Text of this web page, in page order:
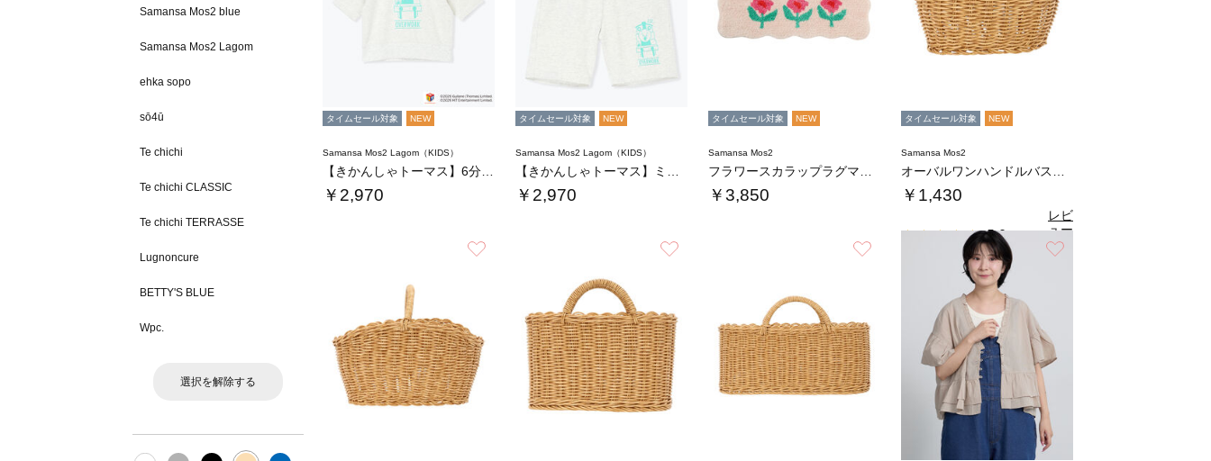
Samansa Mos2 blue
Samansa Mos2 Lagom
ehka sopo
sō4ū
Te chichi
Te chichi CLASSIC
Te chichi TERRASSE
Lugnoncure
BETTY'S BLUE
Wpc.
選択を解除する
タイムセール対象 NEW
Samansa Mos2 Lagom（KIDS）
￥2,970
タイムセール対象 NEW
Samansa Mos2 Lagom（KIDS）
￥2,970
タイムセール対象 NEW
Samansa Mos2
￥3,850
タイムセール対象 NEW
Samansa Mos2
￥1,430
5.0（1）
レビ
ュー
を見
る